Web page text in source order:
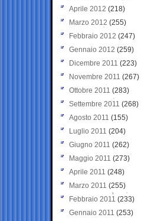
Aprile 2012 (218)
Marzo 2012 (255)
Febbraio 2012 (247)
Gennaio 2012 (259)
Dicembre 2011 (223)
Novembre 2011 (267)
Ottobre 2011 (283)
Settembre 2011 (268)
Agosto 2011 (155)
Luglio 2011 (204)
Giugno 2011 (262)
Maggio 2011 (273)
Aprile 2011 (248)
Marzo 2011 (255)
Febbraio 2011 (233)
Gennaio 2011 (253)